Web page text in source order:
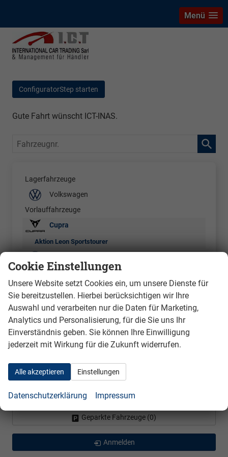
Menü
ConfiguratorStep starten
Gute Fahrt wünscht ICT-INAS.
Fahrzeugnr.
Lagerfahrzeuge
Volkswagen
Vorlauffahrzeuge
Cupra
Aktion Leon Sportstourer
Bestellfahrzeuge
Cupra
Born
Leon Sportstourer
Raval
Seat
Skoda
Volkswagen
Geparkte Fahrzeuge (0)
Anmelden
Cookie Einstellungen
Unsere Website setzt Cookies ein, um unsere Dienste für
Sie bereitzustellen. Hierbei berücksichtigen wir Ihre
Auswahl und verarbeiten nur die Daten für Marketing,
Analytics und Personalisierung, für die Sie uns Ihr
Einverständnis geben. Sie können Ihre Einwilligung
jederzeit mit Wirkung für die Zukunft widerrufen.
Alle akzeptieren Einstellungen
Datenschutzerklärung Impressum